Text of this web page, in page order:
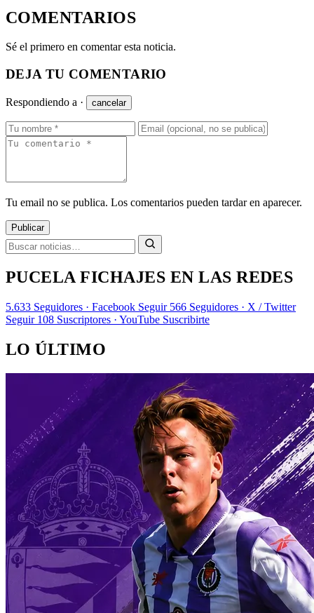
COMENTARIOS
Sé el primero en comentar esta noticia.
DEJA TU COMENTARIO
Respondiendo a · cancelar
Tu email no se publica. Los comentarios pueden tardar en aparecer.
Publicar
PUCELA FICHAJES EN LAS REDES
5.633 Seguidores · Facebook Seguir 566 Seguidores · X / Twitter
Seguir 108 Suscriptores · YouTube Suscribirte
LO ÚLTIMO